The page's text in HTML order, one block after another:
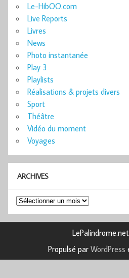
Le-HibOO.com
Live Reports
Livres
News
Photo instantanée
Play 3
Playlists
Réalisations & projets divers
Sport
Théâtre
Vidéo du moment
Voyages
ARCHIVES
Archives
Propulsé par WordPress